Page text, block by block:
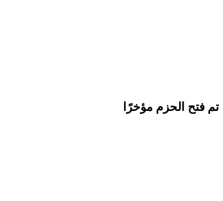
تم فتح الحزم مؤخرًا